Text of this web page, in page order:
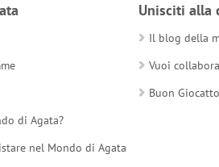
di Agata?
nel Mondo di Agata
Unisciti alla
Il blog della
Vuoi
Buon